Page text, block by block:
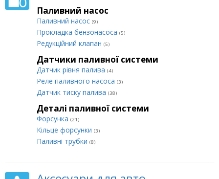
Паливний насос
Паливний насос (9)
Прокладка бензонасоса (5)
Редукційний клапан (5)
Датчики паливної системи
Датчик рівня палива (4)
Реле паливного насоса (3)
Датчик тиску палива (38)
Деталі паливної системи
Форсунка (21)
Кільце форсунки (3)
Паливні трубки (8)